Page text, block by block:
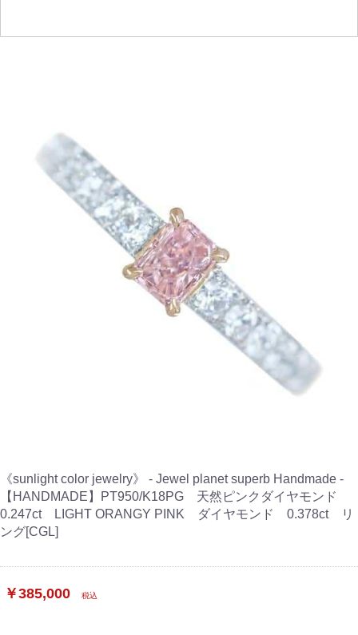
《sunlight color jewelry》 - Jewel planet superb Handmade -
【HANDMADE】PT950/K18PG 天然ピンクダイヤモンド
0.247ct LIGHT ORANGY PINK ダイヤモンド 0.378ct リ
ング[CGL]
￥385,000 税込